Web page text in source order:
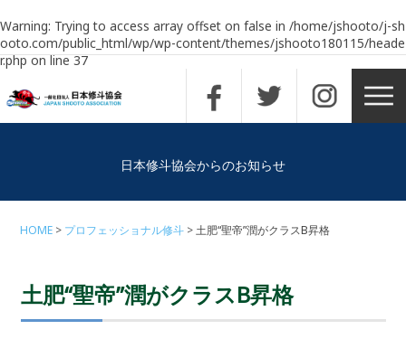
Warning: Trying to access array offset on false in /home/jshooto/j-sh
ooto.com/public_html/wp/wp-content/themes/jshooto180115/heade
r.phpon line37
日本修斗協会からのお知らせ
HOME プロフェッショナル修斗 土肥“聖帝”潤がクラスB昇格
土肥“聖帝”潤がクラスB昇格